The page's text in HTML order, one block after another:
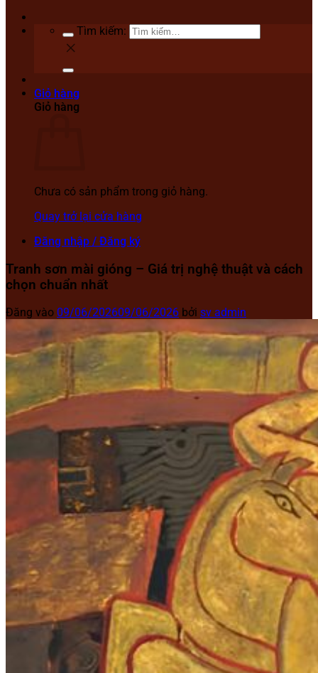
Tìm kiếm:
Giỏ hàng
Giỏ hàng
Chưa có sản phẩm trong giỏ hàng.
Quay trở lại cửa hàng
Đăng nhập / Đăng ký
Tranh sơn mài gióng – Giá trị nghệ thuật và cách
chọn chuẩn nhất
Đăng vào 09/06/202609/06/2026 bởi sv admin